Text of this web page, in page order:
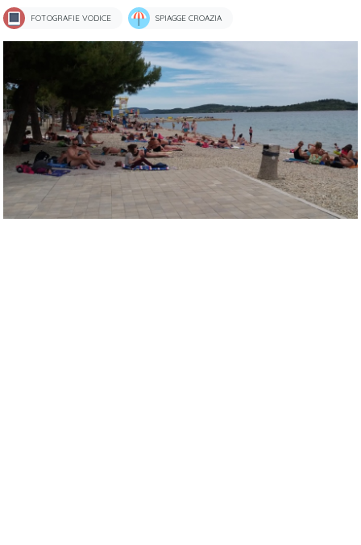
FOTOGRAFIE VODICE SPIAGGE CROAZIA